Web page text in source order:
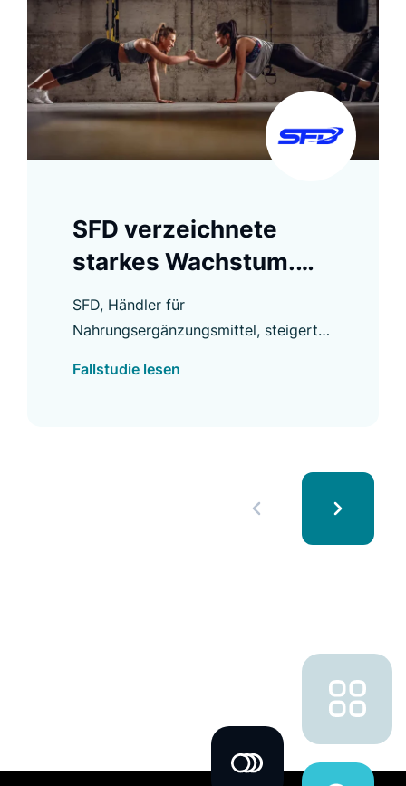
SFD verzeichnete
starkes Wachstum.
Die Search
Conversion Rate stieg
um 94 %
SFD, Händler für
Nahrungsergänzungsmittel, steigerte
Rate um 94 % und erzielte weitere
Fallstudie lesen